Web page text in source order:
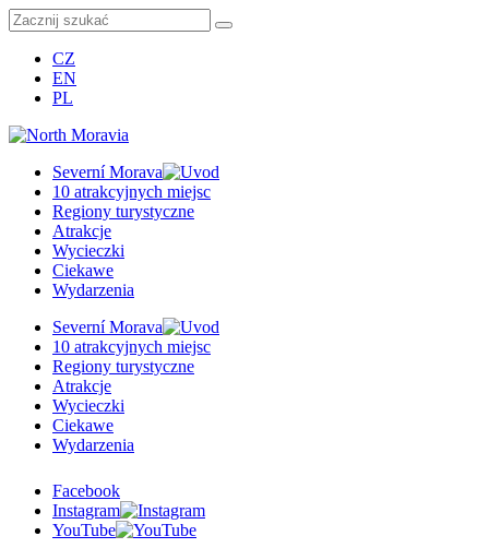
CZ
EN
PL
Severní Morava
10 atrakcyjnych miejsc
Regiony turystyczne
Atrakcje
Wycieczki
Ciekawe
Wydarzenia
Severní Morava
10 atrakcyjnych miejsc
Regiony turystyczne
Atrakcje
Wycieczki
Ciekawe
Wydarzenia
Facebook
Instagram
YouTube